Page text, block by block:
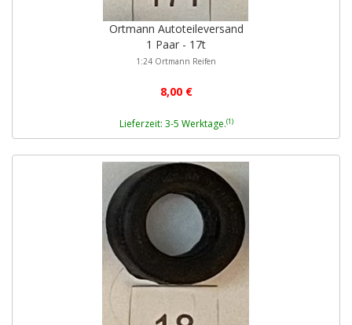
Ortmann Autoteileversand
1 Paar - 17t
1:24 Ortmann Reifen
8,00 €
Lieferzeit: 3-5 Werktage.(1)